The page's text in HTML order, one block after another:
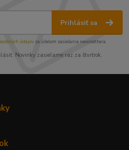
Prihlásiť sa
údajov za účelom zasielania newslettera.
Novinky zasielame raz za štvrťrok.